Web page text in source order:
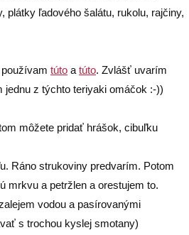
plátky ľadového šalátu, rukolu, rajčiny,
túto a túto. Zvlášť uvarím
z týchto teriyaki omáčok :-))
môžete pridať hrášok, cibuľku
Ráno strukoviny predvarím. Potom
mrkvu a petržlen a orestujem to.
vodou a pasírovanými
s trochou kyslej smotany)